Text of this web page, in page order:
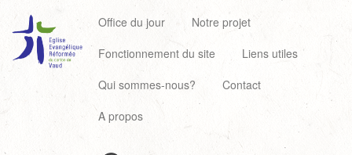
Office du jour
Notre projet
Fonctionnement du site
Liens utiles
Qui sommes-nous?
Contact
A propos